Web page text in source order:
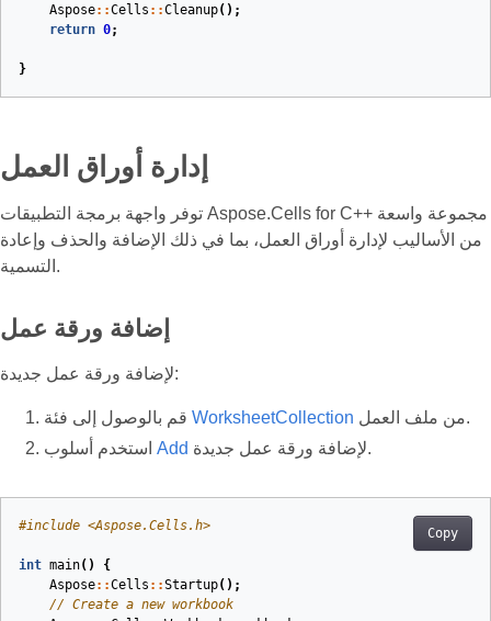
Aspose::Cells ::Cleanup();
return 0;
}
إدارة أوراق العمل
توفر واجهة برمجة التطبيقات Aspose.Cells for C++ مجموعة واسعة
من الأساليب لإدارة أوراق العمل، بما في ذلك الإضافة والحذف وإعادة
التسمية.
إضافة ورقة عمل
لإضافة ورقة عمل جديدة:
WorksheetCollection
من ملف العمل.
Add لإضافة ورقة عمل جديدة.
Copy
#include <Aspose.Cells.h>
int main()
{
Aspose::Cells ::Startup();
// Create a new workbook